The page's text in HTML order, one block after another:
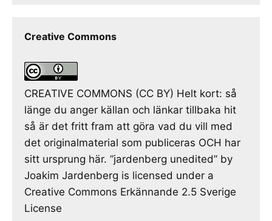
Creative Commons
CREATIVE COMMONS (CC BY) Helt kort: så
länge du anger källan och länkar tillbaka hit
så är det fritt fram att göra vad du vill med
det originalmaterial som publiceras OCH har
sitt ursprung här. ”jardenberg unedited” by
Joakim Jardenberg is licensed under a
Creative Commons Erkännande 2.5 Sverige
License